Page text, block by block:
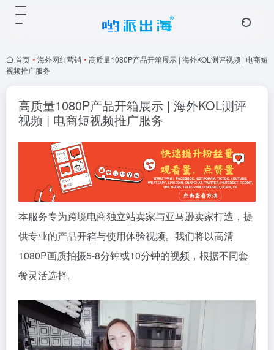
首页 • 海外网红营销 • 高质量1080P产品开箱展示 | 海外KOL测评视频 | 电商短
视频推广服务
高质量1080P产品开箱展示 | 海外KOL测评
视频 | 电商短视频推广服务
本服务专为跨境电商独立站卖家与亚马逊卖家打造，提
供专业的产品开箱与使用体验视频。我们将以高清
1080P画质拍摄5-8分钟或10分钟的视频，根据不同套
餐灵活选择。